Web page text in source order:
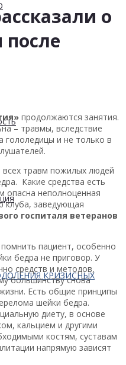
КРИЗИСНЫХ
о
продолжаются занятия.
– травмы, вследствие
гололедицы и не только в
всех травм пожилых людей
Какие средства есть
опасна неполноценная
клуба, заведующая
госпиталя ветеранов
пациент, особенно
бедра не приговор. У
средств и методов,
большинству снова
Есть общие принципы
шейки бедра.
диету, в основе
кальцием и другими
костям, суставам
напрямую зависят